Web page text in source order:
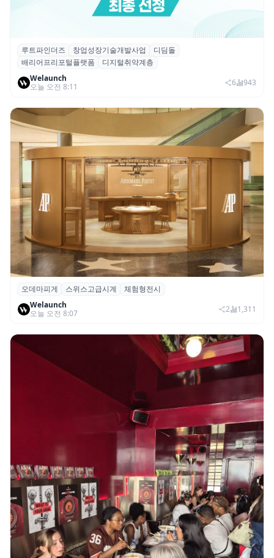
루트파인더즈, ‘2026 창업성장기술개발사업
(디딤돌)’ 선정
루트파인더즈 창업성장기술개발사업
디딤돌
배리어프리포털플랫폼
디지털취약계층
Welaunch
오늘 오전 8:11
6 943
오데마 피게, 부산 신세계 센텀시티서 체험
형 전시 ‘시간을 빚다’ 개최
오데마피게 스위스고급시계
체험형전시
Welaunch
오늘 오전 8:07
2 1,311